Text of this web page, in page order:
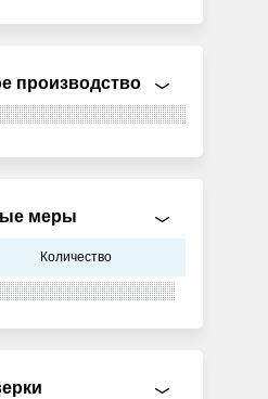
производство
меры
Количество